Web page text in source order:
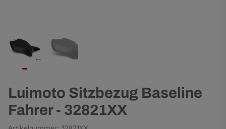
Luimoto Sitzbezug Baseline
Fahrer - 32821XX